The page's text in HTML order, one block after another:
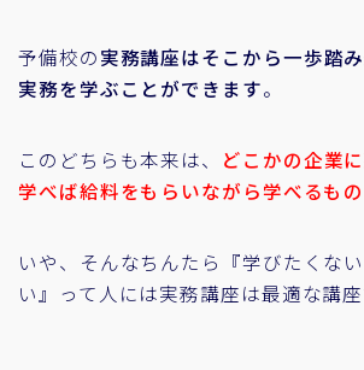
予備校の実務講座はそこから一歩踏
実務を学ぶことができます。
このどちらも本来は、 どこかの企業
学べば給料をもらいながら学べるも
いや、そんなちんたら『学びたくな
い』って人には実務講座は最適な講座